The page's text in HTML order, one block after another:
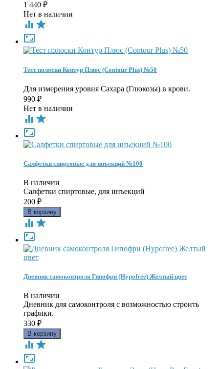
1 440 ₽
Нет в наличии
 

Тест полоски Контур Плюс (Contour Plus) №50
Для измерения уровня Сахара (Глюкозы) в крови.
990 ₽
Нет в наличии
 

Салфетки спиртовые для инъекций №100
В наличии
Салфетки спиртовые, для инъекций
200 ₽
 

Дневник самоконтроля Гипофри (Hypofree) Желтый цвет
В наличии
Дневник для самоконтроля с возможностью строить
графики.
330 ₽
 
